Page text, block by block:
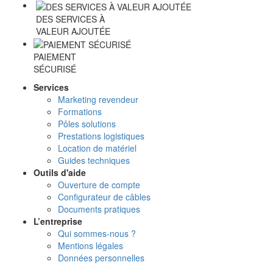
DES SERVICES À
VALEUR AJOUTÉE
PAIEMENT
SÉCURISÉ
Services
Marketing revendeur
Formations
Pôles solutions
Prestations logistiques
Location de matériel
Guides techniques
Outils d'aide
Ouverture de compte
Configurateur de câbles
Documents pratiques
L’entreprise
Qui sommes-nous ?
Mentions légales
Données personnelles